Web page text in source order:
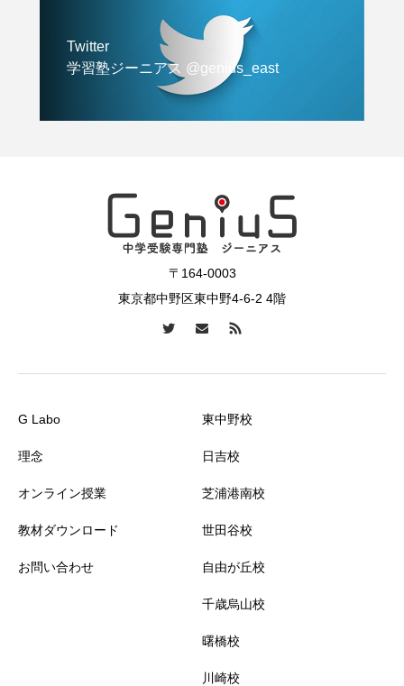
Twitter
学習塾ジーニアス @genius_east
〒164-0003
東京都中野区東中野4-6-2 4階
G Labo
理念
オンライン授業
教材ダウンロード
お問い合わせ
東中野校
日吉校
芝浦港南校
世田谷校
自由が丘校
千歳烏山校
曙橋校
川崎校